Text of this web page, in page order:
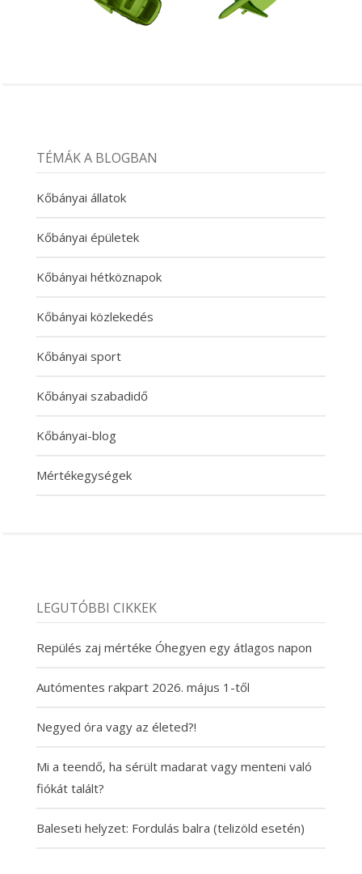
TÉMÁK A BLOGBAN
Kőbányai állatok
Kőbányai épületek
Kőbányai hétköznapok
Kőbányai közlekedés
Kőbányai sport
Kőbányai szabadidő
Kőbányai-blog
Mértékegységek
LEGUTÓBBI CIKKEK
Repülés zaj mértéke Óhegyen egy átlagos napon
Autómentes rakpart 2026. május 1-től
Negyed óra vagy az életed?!
Mi a teendő, ha sérült madarat vagy menteni való
fiókát talált?
Baleseti helyzet: Fordulás balra (telizöld esetén)